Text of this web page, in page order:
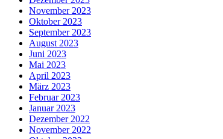
November 2023
Oktober 2023
September 2023
August 2023
Juni 2023
Mai 2023
April 2023
März 2023
Februar 2023
Januar 2023
Dezember 2022
November 2022